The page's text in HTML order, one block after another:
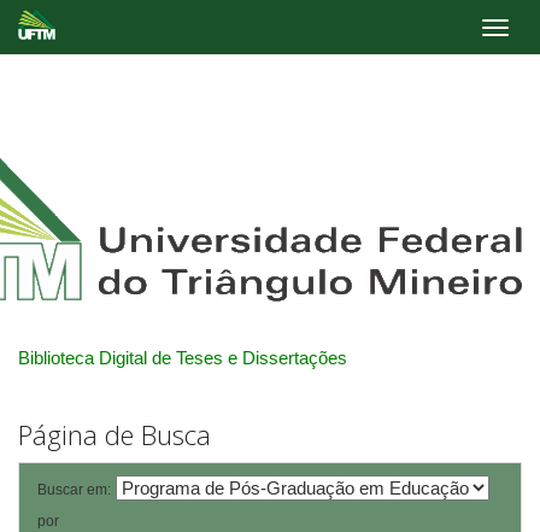
Biblioteca Digital de Teses e Dissertações
Página de Busca
Buscar em:
por